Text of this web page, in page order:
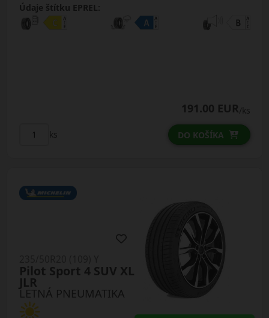
Údaje štítku EPREL:
191.00 EUR/ks
ks DO KOŠÍKA
LETNÁ PNEUMATIKA
Pilot Sport 4 SUV XL
JLR